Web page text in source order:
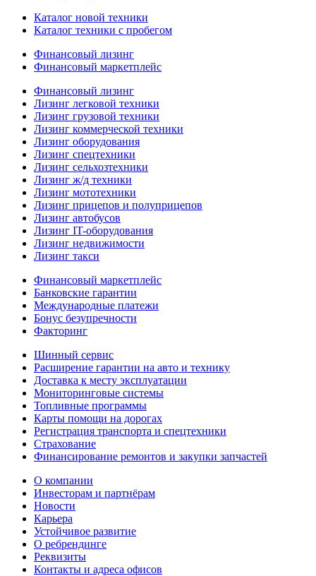
Каталог новой техники
Каталог техники с пробегом
Финансовый лизинг
Финансовый маркетплейс
Финансовый лизинг
Лизинг легковой техники
Лизинг грузовой техники
Лизинг коммерческой техники
Лизинг оборудования
Лизинг спецтехники
Лизинг сельхозтехники
Лизинг ж/д техники
Лизинг мототехники
Лизинг прицепов и полуприцепов
Лизинг автобусов
Лизинг IT-оборудования
Лизинг недвижимости
Лизинг такси
Финансовый маркетплейс
Банковские гарантии
Международные платежи
Бонус безупречности
Факторинг
Шинный сервис
Расширение гарантии на авто и технику
Доставка к месту эксплуатации
Мониторинговые системы
Топливные программы
Карты помощи на дорогах
Регистрация транспорта и спецтехники
Страхование
Финансирование ремонтов и закупки запчастей
О компании
Инвесторам и партнёрам
Новости
Карьера
Устойчивое развитие
О ребрендинге
Реквизиты
Контакты и адреса офисов